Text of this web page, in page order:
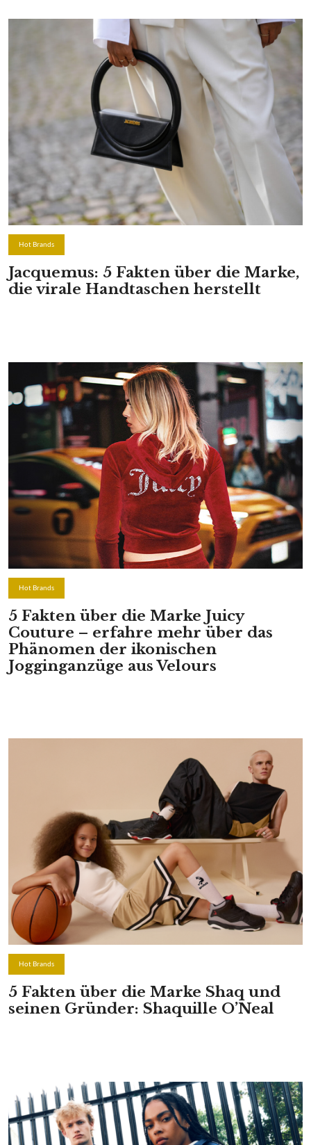
Hot Brands
Jacquemus: 5 Fakten über die Marke,
die virale Handtaschen herstellt
Hot Brands
5 Fakten über die Marke Juicy
Couture – erfahre mehr über das
Phänomen der ikonischen
Jogginganzüge aus Velours
Hot Brands
5 Fakten über die Marke Shaq und
seinen Gründer: Shaquille O’Neal